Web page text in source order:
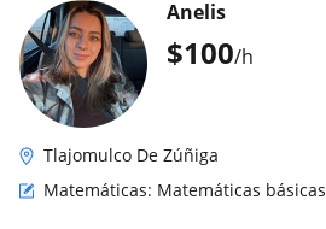
$100/h
Anelis
Tlajomulco De Zúñiga
Matemáticas: Matemáticas básicas